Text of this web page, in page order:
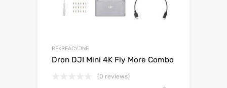
REKREACYJNE
Dron DJI Mini 4K Fly More Combo
(0 reviews)